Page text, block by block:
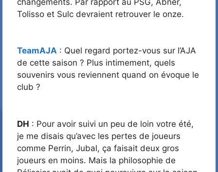
Tolisso et Sulc devraient retrouver le onze.
TeamAJA : Quel regard portez-vous sur l’AJA
de cette saison ? Plus intimement, quels
souvenirs vous reviennent quand on évoque le
club ?
DH : Pour avoir suivi un peu de loin votre été,
je me disais qu’avec les pertes de joueurs
comme Perrin, Jubal, ça faisait deux gros
joueurs en moins. Mais la philosophie de